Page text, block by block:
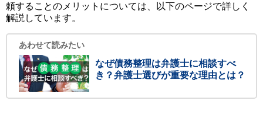
頼することのメリットについては、以下のページで詳しく
解説しています。
あわせて読みたい
なぜ債務整理は弁護士に相談すべ
き？弁護士選びが重要な理由とは？